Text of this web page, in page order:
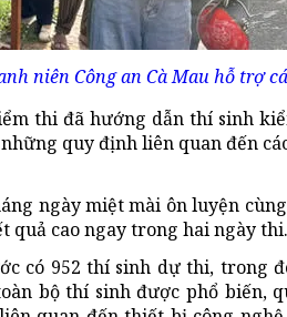
niên Công an Cà Mau hỗ trợ
thi đã hướng dẫn thí sinh
quy định liên quan đến
ngày miệt mài ôn luyện
quả cao ngay trong hai ngày thi.
có 952 thí sinh dự thi, trong
bộ thí sinh được phổ biến,